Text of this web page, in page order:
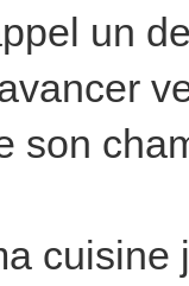
un
son
cuisine